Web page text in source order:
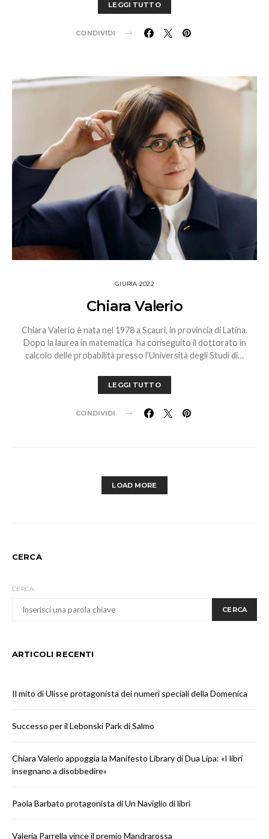
LEGGI TUTTO
CONDIVIDI
GIURIA 2022
Chiara Valerio
Chiara Valerio è nata nel 1978 a Scauri, in provincia di Latina.
Dopo la laurea in matematica ha conseguito il dottorato in
calcolo delle probabilità presso l’Università degli Studi di…
LEGGI TUTTO
CONDIVIDI
LOAD MORE
CERCA
CERCA:
CERCA
ARTICOLI RECENTI
Il mito di Ulisse protagonista dei numeri speciali della Domenica
Successo per il Lebonski Park di Salmo
Chiara Valerio appoggia la Manifesto Library di Dua Lipa: «I libri
insegnano a disobbedire»
Paola Barbato protagonista di Un Naviglio di libri
Valeria Parrella vince il premio Mandrarossa